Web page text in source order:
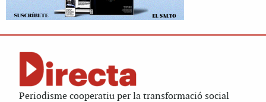
Periodisme cooperatiu per la transformació social